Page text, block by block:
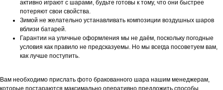
активно играют с шарами, будьте готовы к тому, что они быстрее
потеряют свои свойства.
Зимой не желательно устанавливать композиции воздушных шаров
вблизи батарей.
Гарантии на уличные оформления мы не даём, поскольку погодные
условия как правило не предсказуемы. Но мы всегда посоветуем вам,
как лучше поступить.
Вам необходимо прислать фото бракованного шара нашим менеджерам,